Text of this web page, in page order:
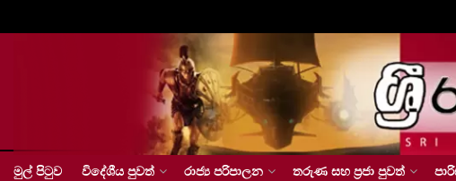
මුල් පිටුව විදේශීය පුවත් රාජ්‍ය පරිපාලන තරුණ සහ ප්‍රජා පුවත්